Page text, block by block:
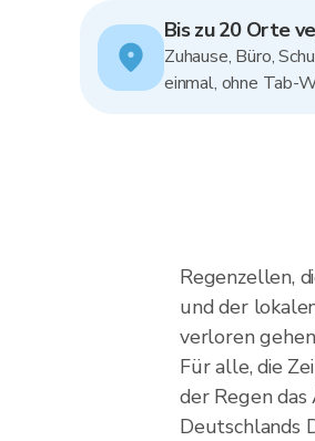
Bis zu 20 Orte
Zuhause, Büro,
einmal, ohne Tab-
Regenzellen,
und der
verloren
Für alle, die
der Regen
Deutschlands